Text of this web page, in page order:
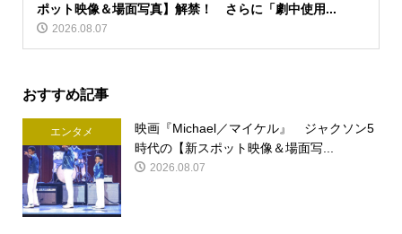
ポット映像＆場面写真】解禁！ さらに「劇中使用...
2026.08.07
おすすめ記事
エンタメ
映画『Michael／マイケル』 ジャクソン5
時代の【新スポット映像＆場面写...
2026.08.07